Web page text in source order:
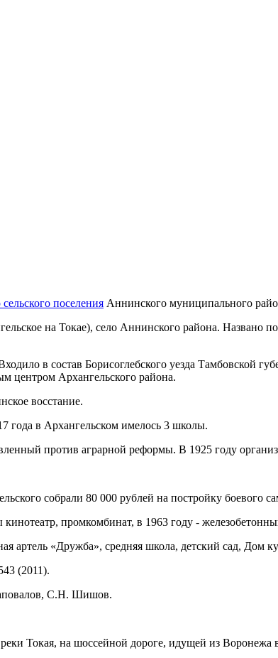
поселения Аннинского муниципального
на Токае), село Аннинского района. Названо
в состав Борисоглебского уезда Тамбовской
центром Архангельского района.
восстание.
года в Архангельском имелось 3 школы.
против аграрной реформы. В 1925 году
собрали 80 000 рублей на постройку боевого
промкомбинат, в 1963 году -
артель «Дружба», средняя школа, детский сад, Дом
(2011).
С.Н. Шишов.
Токая, на шоссейной дороге, идущей из Воронежа в